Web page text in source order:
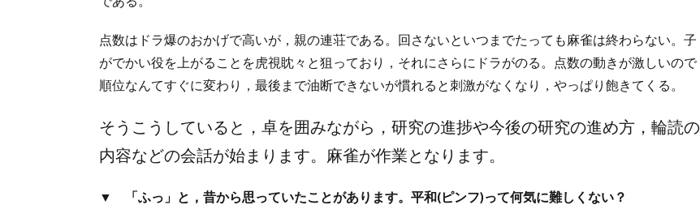
点数はドラ爆のおかげで高いが，親の連荘である。回さないといつまでたっても麻雀は終わらない。子
がでかい役を上がることを虎視眈々と狙っており，それにさらにドラがのる。点数の動きが激しいので
順位なんてすぐに変わり，最後まで油断できないが慣れると刺激がなくなり，やっぱり飽きてくる。
そうこうしていると，卓を囲みながら，研究の進捗や今後の研究の進め方，輪読の
内容などの会話が始まります。麻雀が作業となります。
▼ 「ふっ」と，昔から思っていたことがあります。平和(ピンフ)って何気に難しくない？